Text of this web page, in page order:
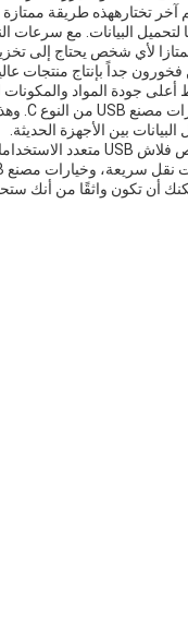
آخر تختارههذه طريقة
لتحميل البيانات. مع
لأي شخص يحتاج إلى تخزين
جودة المواد
بين الأجهزة الحديثة.
أن تكون واثقًا من أنك